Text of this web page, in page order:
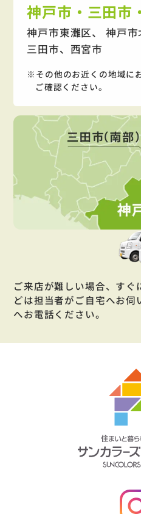
神戸市・三田市
神戸市東灘区、 神戸市
三田市、西宮市
その他のお近くの地域に
ご確認ください。
ご来店が難しい場合、すぐ
どは担当者がご自宅へお伺
へお電話ください。